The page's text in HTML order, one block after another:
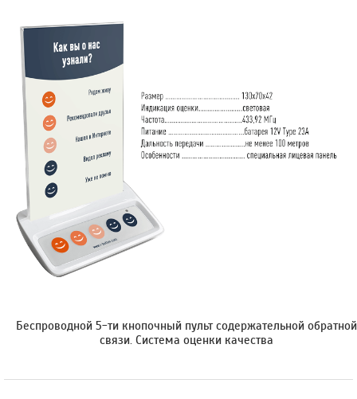
Беспроводной 5-ти кнопочный пульт содержательной обратной
связи. Cистема оценки качества